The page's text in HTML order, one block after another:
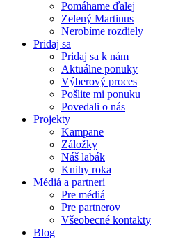
Pomáhame ďalej
Zelený Martinus
Nerobíme rozdiely
Pridaj sa
Pridaj sa k nám
Aktuálne ponuky
Výberový proces
Pošlite mi ponuku
Povedali o nás
Projekty
Kampane
Záložky
Náš labák
Knihy roka
Médiá a partneri
Pre médiá
Pre partnerov
Všeobecné kontakty
Blog